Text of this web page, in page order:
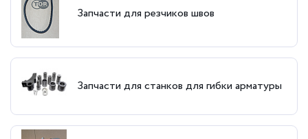
Запчасти для резчиков швов
Запчасти для станков для гибки арматуры